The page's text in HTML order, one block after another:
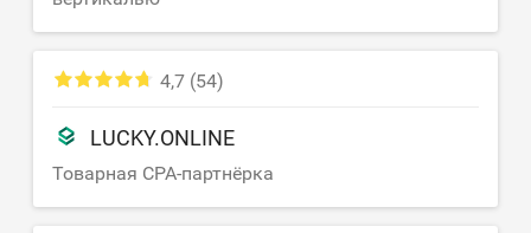
LUCKY.ONLINE
Товарная CPA-партнёрка
4,7 (54)